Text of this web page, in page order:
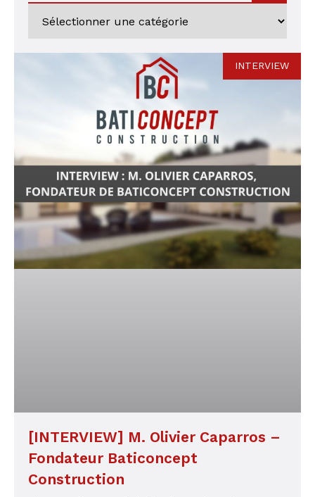
INTERVIEW
[INTERVIEW] M. Olivier Caparros –
Fondateur Baticoncept
Construction